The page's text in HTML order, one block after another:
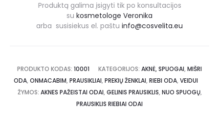
Produktą galima įsigyti tik po konsultacijos
su kosmetologe Veronika
arba susisiekus el. paštu info@cosvelita.eu
PRODUKTO KODAS: 10001 KATEGORIJOS: AKNĖ, SPUOGAI, MIŠRI
ODA, ONMACABIM, PRAUSIKLIAI, PREKIŲ ŽENKLAI, RIEBI ODA, VEIDUI
ŽYMOS: AKNES PAŽEISTAI ODAI, GELINIS PRAUSIKLIS, NUO SPUOGŲ,
PRAUSIKLIS RIEBIAI ODAI